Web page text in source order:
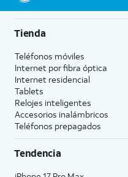
Tienda
Teléfonos móviles
Internet por fibra óptica
Internet residencial
Tablets
Relojes inteligentes
Accesorios inalámbricos
Teléfonos prepagados
Tendencia